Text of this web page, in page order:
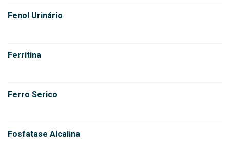
Fenol Urinário
Ferritina
Ferro Serico
Fosfatase Alcalina